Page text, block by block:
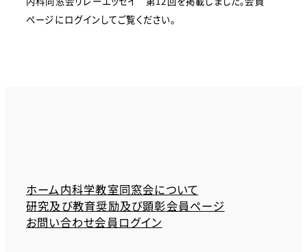
ページにログインしてご覧ください。
ホーム内科学教室同窓会について
研究及び教育奨励及び顕彰会員ページ
お問い合わせ会員ログイン